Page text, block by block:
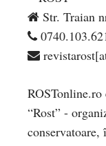
Str. Traian
“Rost” -